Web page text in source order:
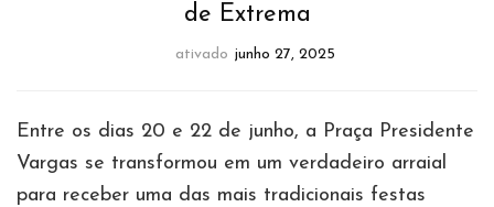
de Extrema
ativado junho 27, 2025
Entre os dias 20 e 22 de junho, a Praça Presidente
Vargas se transformou em um verdadeiro arraial
para receber uma das mais tradicionais festas